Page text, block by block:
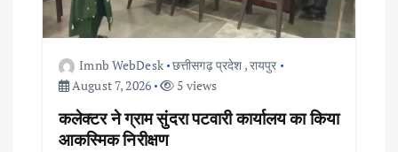
Imnb WebDesk छत्तीसगढ़ प्रदेश ,रायपुर
August 7, 2026
5 views
कलेक्टर ने ग्राम सुंदरा पटवारी कार्यालय का किया
आकस्मिक निरीक्षण